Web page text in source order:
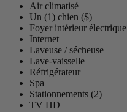
Air climatisé
Un (1) chien ($)
Foyer intérieur électrique
Internet
Laveuse / sécheuse
Lave-vaisselle
Réfrigérateur
Spa
Stationnements (2)
TV HD